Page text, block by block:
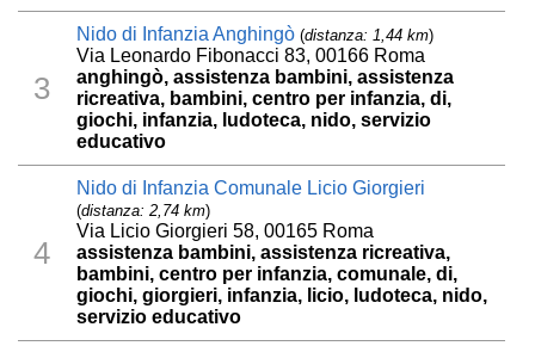
3
Nido di Infanzia Anghingò (distanza: 1,44 km)
Via Leonardo Fibonacci 83, 00166 Roma
anghingò, assistenza bambini, assistenza
ricreativa, bambini, centro per infanzia, di,
giochi, infanzia, ludoteca, nido, servizio
educativo
4
Nido di Infanzia Comunale Licio Giorgieri
(distanza: 2,74 km)
Via Licio Giorgieri 58, 00165 Roma
assistenza bambini, assistenza ricreativa,
bambini, centro per infanzia, comunale, di,
giochi, giorgieri, infanzia, licio, ludoteca, nido,
servizio educativo